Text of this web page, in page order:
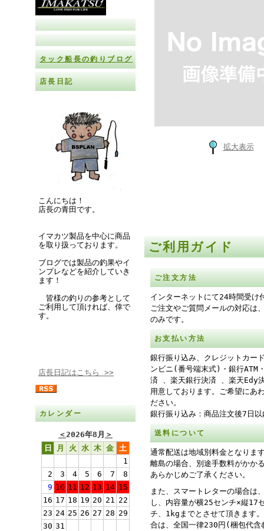
タック船長の釣りブログ
店長日記
こんにちは！
店長の青田です。
イマカツ製品を中心に商品
を取り扱っております。
ブログでは製品の釣果やイ
ンプレなどを紹介していき
ます！
皆様の釣りの参考として
ご利用して頂ければ、倖で
す。
店長日記はこちら >>
カレンダー
＜2026年8月 ＞
日
月 火 水 木 金 土
1
2
3 4 5 6 7
8
9 10 11 12 13 14 15
16 17 18 19 20 21 22
23 24 25 26 27 28 29
30 31
拡大表示
ご利用ガイド
ご注文方法
インターネットにて24時間受け
ご注文やご質問メールの対応は
のみです。
お支払い方法
銀行振り込み、クレジットカー
ンビニ(番号端末式)・銀行ATM
済 、楽天銀行決済 、楽天Edy
用意しております。ご希望にあ
ださい。
銀行振り込み：商品注文後7日以
送料について
通常配送は地域別料金となりま
離島の場合、別途手数料がかか
あらかじめご了承ください。
また、スマートレターの場合は
し、内容量が横25センチ×縦17
チ、1kgまでとさせて頂きます
合は、全国一律230円(梱包代含